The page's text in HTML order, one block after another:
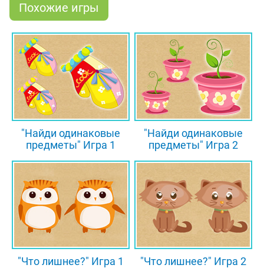
Похожие игры
"Найди одинаковые
предметы" Игра 1
"Найди одинаковые
предметы" Игра 2
"Что лишнее?" Игра 1 "Что лишнее?" Игра 2